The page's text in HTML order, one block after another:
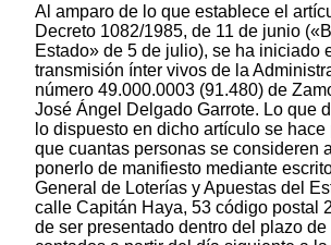
Al amparo de lo que establece el
Decreto 1082/1985, de 11 de junio
Estado» de 5 de julio), se ha iniciado
transmisión ínter vivos de la
número 49.000.0003 (91.480) de
José Ángel Delgado Garrote. Lo que
lo dispuesto en dicho artículo se
que cuantas personas se consideren
ponerlo de manifiesto mediante
General de Loterías y Apuestas del
calle Capitán Haya, 53 código postal
de ser presentado dentro del plazo